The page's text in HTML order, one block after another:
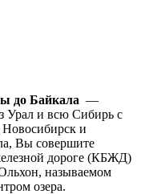
до Байкала —
Урал и всю Сибирь с
Новосибирск и
Вы совершите
дороге (КБЖД)
называемом
озера.